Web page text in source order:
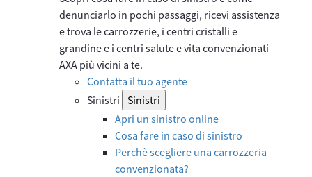
denunciarlo in pochi passaggi, ricevi assistenza
e trova le carrozzerie, i centri cristalli e
grandine e i centri salute e vita convenzionati
AXA più vicini a te.
Contatta il tuo agente
Sinistri Sinistri
Apri un sinistro online
Cosa fare in caso di sinistro
Perchè scegliere una carrozzeria
convenzionata?